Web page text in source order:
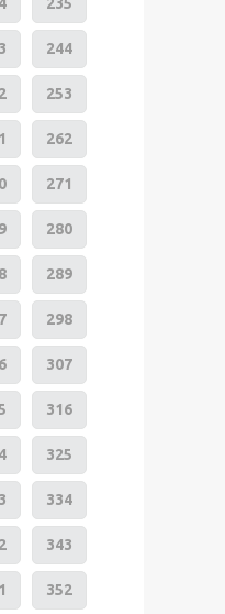
244
253
262
271
280
289
298
307
316
325
334
343
352